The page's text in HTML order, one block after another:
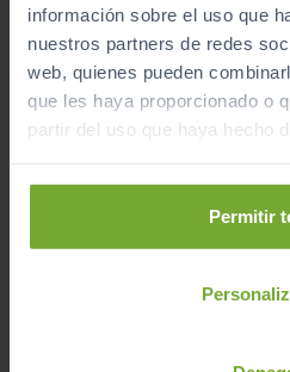
información sobre el uso que
nuestros partners de redes
web, quienes pueden
que les haya proporcionado o
partir del uso que haya hecho
Permitir
BYD ATTO 3
DESIGN
2025